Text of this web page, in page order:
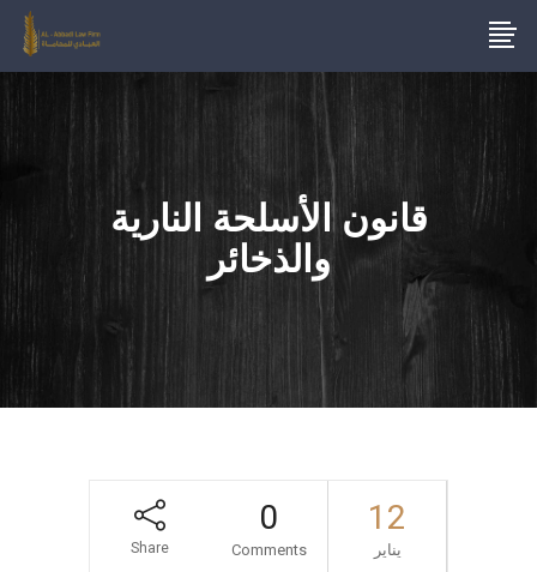
قانون الأسلحة النارية
والذخائر
12
يناير
0
Comments
Share